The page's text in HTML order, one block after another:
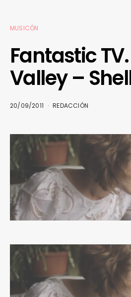
MUSICÓN
Fantastic
Valley –
20/09/2011 REDACCIÓN